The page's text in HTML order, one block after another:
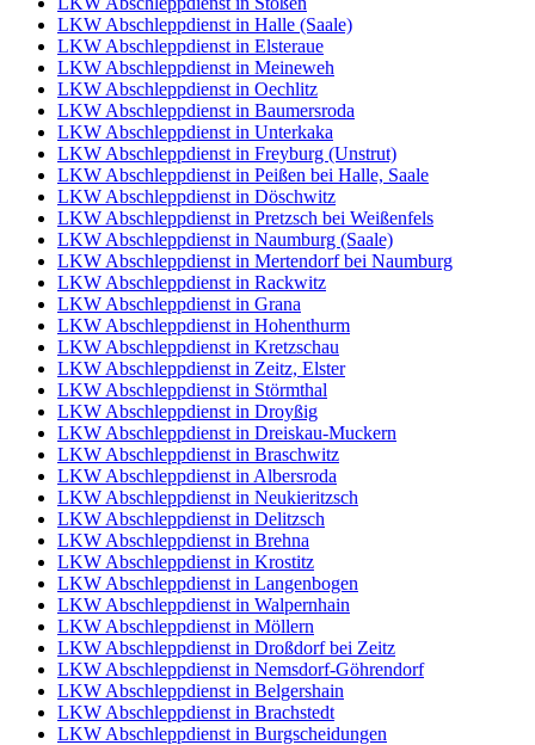
LKW Abschleppdienst in Halle (Saale)
LKW Abschleppdienst in Elsteraue
LKW Abschleppdienst in Meineweh
LKW Abschleppdienst in Oechlitz
LKW Abschleppdienst in Baumersroda
LKW Abschleppdienst in Unterkaka
LKW Abschleppdienst in Freyburg (Unstrut)
LKW Abschleppdienst in Peißen bei Halle, Saale
LKW Abschleppdienst in Döschwitz
LKW Abschleppdienst in Pretzsch bei Weißenfels
LKW Abschleppdienst in Naumburg (Saale)
LKW Abschleppdienst in Mertendorf bei Naumburg
LKW Abschleppdienst in Rackwitz
LKW Abschleppdienst in Grana
LKW Abschleppdienst in Hohenthurm
LKW Abschleppdienst in Kretzschau
LKW Abschleppdienst in Zeitz, Elster
LKW Abschleppdienst in Störmthal
LKW Abschleppdienst in Droyßig
LKW Abschleppdienst in Dreiskau-Muckern
LKW Abschleppdienst in Braschwitz
LKW Abschleppdienst in Albersroda
LKW Abschleppdienst in Neukieritzsch
LKW Abschleppdienst in Delitzsch
LKW Abschleppdienst in Brehna
LKW Abschleppdienst in Krostitz
LKW Abschleppdienst in Langenbogen
LKW Abschleppdienst in Walpernhain
LKW Abschleppdienst in Möllern
LKW Abschleppdienst in Droßdorf bei Zeitz
LKW Abschleppdienst in Nemsdorf-Göhrendorf
LKW Abschleppdienst in Belgershain
LKW Abschleppdienst in Brachstedt
LKW Abschleppdienst in Burgscheidungen